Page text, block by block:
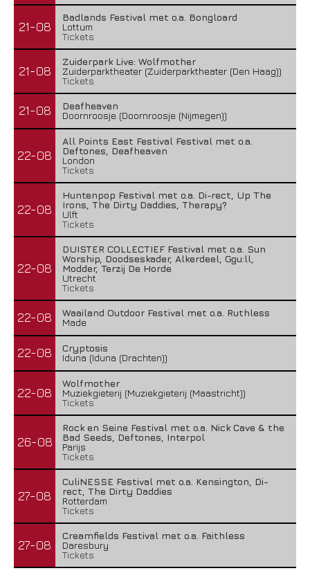
21-08
Badlands Festival met o.a. Bongloard
Lottum
Tickets
21-08
Zuiderpark Live: Wolfmother
Zuiderparktheater (Zuiderparktheater (Den Haag))
Tickets
21-08
Deafheaven
Doornroosje (Doornroosje (Nijmegen))
22-08
All Points East Festival Festival met o.a.
Deftones, Deafheaven
London
Tickets
22-08
Huntenpop Festival met o.a. Di-rect, Up The
Irons, The Dirty Daddies, Therapy?
Ulft
Tickets
22-08
DUISTER COLLECTIEF Festival met o.a. Sun
Worship, Doodseskader, Alkerdeel, Ggu:ll,
Modder, Terzij De Horde
Utrecht
Tickets
22-08
Waailand Outdoor Festival met o.a. Ruthless
Made
22-08
Cryptosis
Iduna (Iduna (Drachten))
22-08
Wolfmother
Muziekgieterij (Muziekgieterij (Maastricht))
Tickets
26-08
Rock en Seine Festival met o.a. Nick Cave & the
Bad Seeds, Deftones, Interpol
Parijs
Tickets
27-08
CuliNESSE Festival met o.a. Kensington, Di-
rect, The Dirty Daddies
Rotterdam
Tickets
27-08
Creamfields Festival met o.a. Faithless
Daresbury
Tickets